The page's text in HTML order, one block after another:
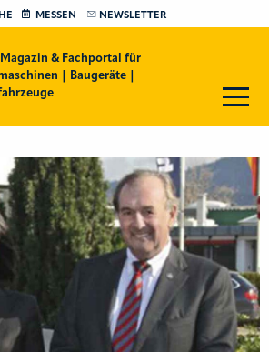
MESSEN NEWSLETTER
Magazin & Fachportal für
| Baugeräte |